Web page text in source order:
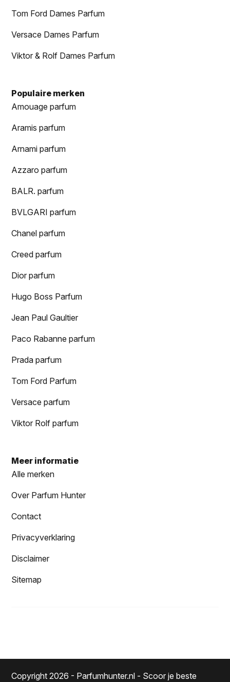
Tom Ford Dames Parfum
Versace Dames Parfum
Viktor & Rolf Dames Parfum
Populaire merken
Amouage parfum
Aramis parfum
Arnami parfum
Azzaro parfum
BALR. parfum
BVLGARI parfum
Chanel parfum
Creed parfum
Dior parfum
Hugo Boss Parfum
Jean Paul Gaultier
Paco Rabanne parfum
Prada parfum
Tom Ford Parfum
Versace parfum
Viktor Rolf parfum
Meer informatie
Alle merken
Over Parfum Hunter
Contact
Privacyverklaring
Disclaimer
Sitemap
Copyright 2026 - Parfumhunter.nl - Scoor je beste